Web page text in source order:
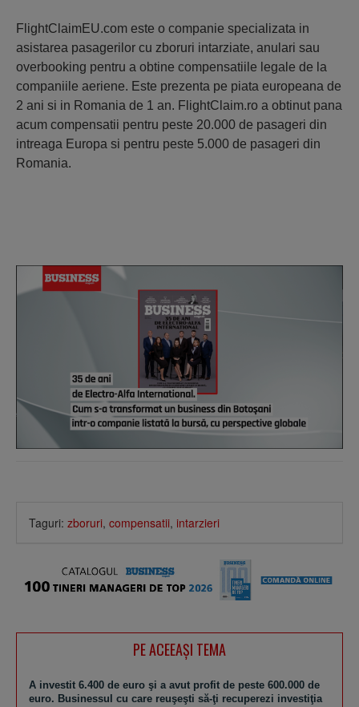
FlightClaimEU.com este o companie specializata in
asistarea pasagerilor cu zboruri intarziate, anulari sau
overbooking pentru a obtine compensatiile legale de la
companiile aeriene. Este prezenta pe piata europeana de
2 ani si in Romania de 1 an. FlightClaim.ro a obtinut pana
acum compensatii pentru peste 20.000 de pasageri din
intreaga Europa si pentru peste 5.000 de pasageri din
Romania.
Taguri: zboruri, compensatii, intarzieri
PE ACEEAŞI TEMA
A investit 6.400 de euro şi a avut profit de peste 600.000 de
euro. Businessul cu care reuşeşti să-ţi recuperezi investiţia